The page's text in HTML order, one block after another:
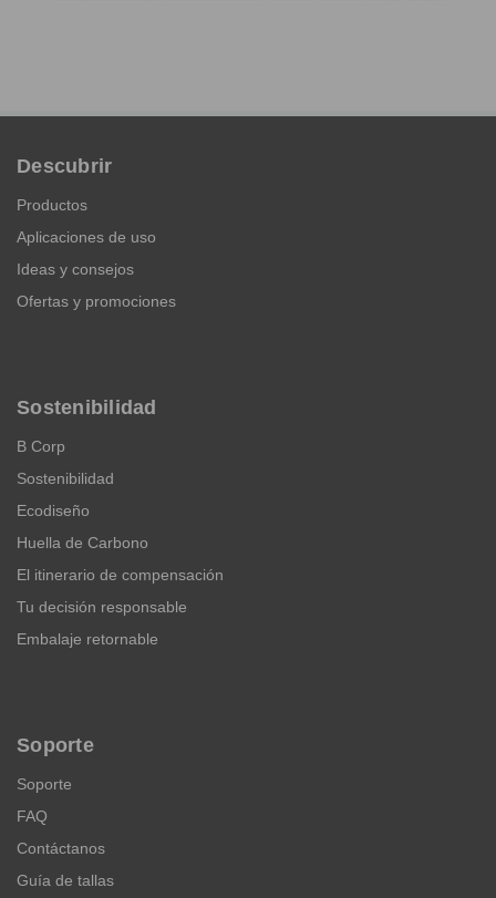
Descubrir
Productos
Aplicaciones de uso
Ideas y consejos
Ofertas y promociones
Sostenibilidad
B Corp
Sostenibilidad
Ecodiseño
Huella de Carbono
El itinerario de compensación
Tu decisión responsable
Embalaje retornable
Soporte
Soporte
FAQ
Contáctanos
Guía de tallas